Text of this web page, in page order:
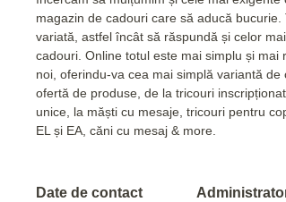
magazin de cadouri care să aducă
variată, astfel încât să răspundă și celor
cadouri. Online totul este mai simplu și mai
noi, oferindu-va cea mai simplă variantă
ofertă de produse, de la tricouri
unice, la măști cu mesaje, tricouri pentru
EL și EA, căni cu mesaj & more.
Date de contact